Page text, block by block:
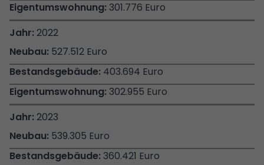
301.776 Euro
2022
527.512 Euro
403.694 Euro
302.955 Euro
2023
539.305 Euro
360.421 Euro